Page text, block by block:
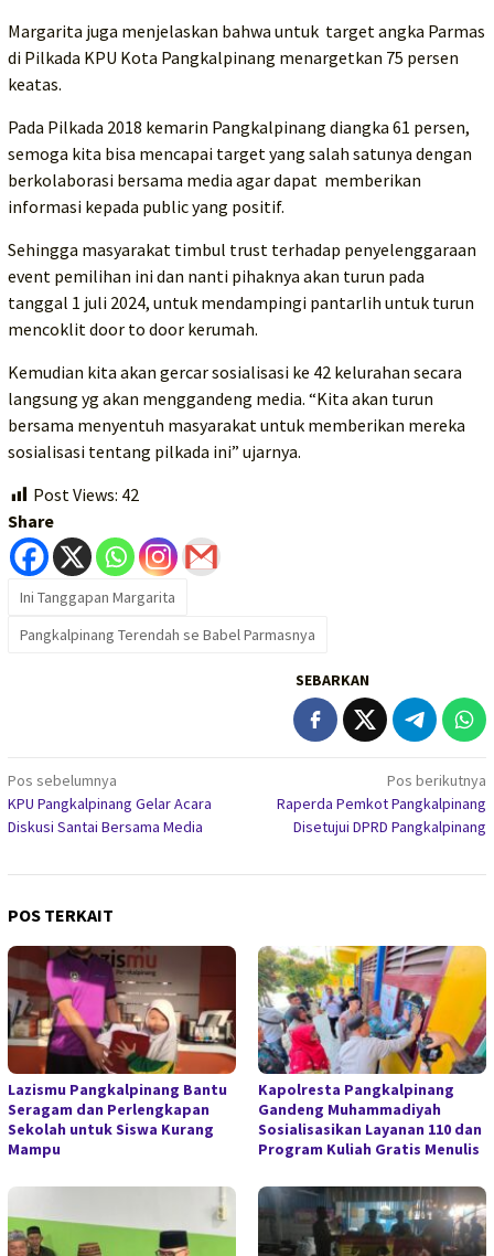
Margarita juga menjelaskan bahwa untuk target angka Parmas
di Pilkada KPU Kota Pangkalpinang menargetkan 75 persen
keatas.
Pada Pilkada 2018 kemarin Pangkalpinang diangka 61 persen,
semoga kita bisa mencapai target yang salah satunya dengan
berkolaborasi bersama media agar dapat memberikan
informasi kepada public yang positif.
Sehingga masyarakat timbul trust terhadap penyelenggaraan
event pemilihan ini dan nanti pihaknya akan turun pada
tanggal 1 juli 2024, untuk mendampingi pantarlih untuk turun
mencoklit door to door kerumah.
Kemudian kita akan gercar sosialisasi ke 42 kelurahan secara
langsung yg akan menggandeng media. “Kita akan turun
bersama menyentuh masyarakat untuk memberikan mereka
sosialisasi tentang pilkada ini” ujarnya.
Post Views: 42
Share
Ini Tanggapan Margarita
Pangkalpinang Terendah se Babel Parmasnya
SEBARKAN
Navigasi
pos
Pos sebelumnya
KPU Pangkalpinang Gelar Acara
Diskusi Santai Bersama Media
Pos berikutnya
Raperda Pemkot Pangkalpinang
Disetujui DPRD Pangkalpinang
POS TERKAIT
Lazismu Pangkalpinang Bantu
Seragam dan Perlengkapan
Sekolah untuk Siswa Kurang
Mampu
Kapolresta Pangkalpinang
Gandeng Muhammadiyah
Sosialisasikan Layanan 110 dan
Program Kuliah Gratis Menulis